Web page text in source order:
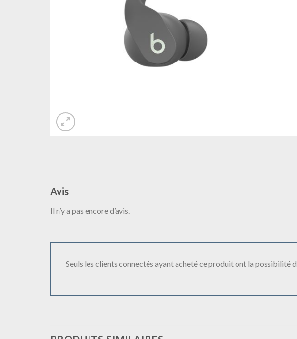
Avis
Il n’y a pas encore d’avis.
Seuls les clients connectés ayant acheté ce produit ont la possibilité